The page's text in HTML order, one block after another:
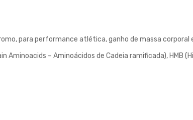
para performance atlética, ganho de massa
Aminoacids – Aminoácidos de Cadeia ramificada),